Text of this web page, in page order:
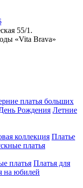
55/1.
«Vita Brava»
платья больших
Рождения Летние
коллекция Платье
платья
платья Платья для
на юбилей